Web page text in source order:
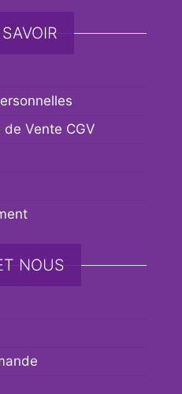
Vente CGV
NOUS